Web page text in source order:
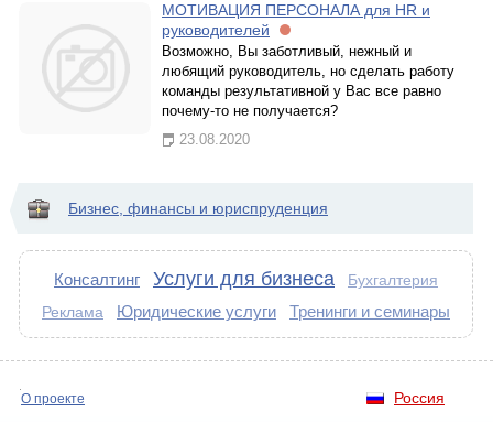
МОТИВАЦИЯ ПЕРСОНАЛА для HR и
руководителей
Возможно, Вы заботливый, нежный и
любящий руководитель, но сделать работу
команды результативной у Вас все равно
почему-то не получается?
23.08.2020
Бизнес, финансы и юриспруденция
Консалтинг Услуги для бизнеса Бухгалтерия
Реклама Юридические услуги Тренинги и семинары
Россия
О проекте